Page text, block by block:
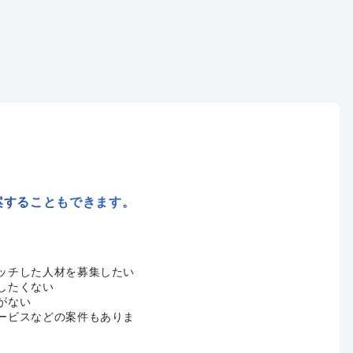
ることもできます。
チした人材を募集したい
たくない
ない
ビスなどの案件もありま